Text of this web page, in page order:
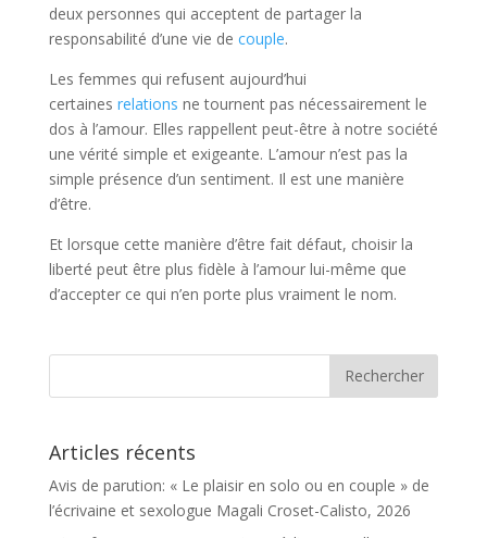
deux personnes qui acceptent de partager la
responsabilité d’une vie de couple.
Les femmes qui refusent aujourd’hui
certaines relations ne tournent pas nécessairement le
dos à l’amour. Elles rappellent peut-être à notre société
une vérité simple et exigeante. L’amour n’est pas la
simple présence d’un sentiment. Il est une manière
d’être.
Et lorsque cette manière d’être fait défaut, choisir la
liberté peut être plus fidèle à l’amour lui-même que
d’accepter ce qui n’en porte plus vraiment le nom.
Articles récents
Avis de parution: « Le plaisir en solo ou en couple » de
l’écrivaine et sexologue Magali Croset-Calisto, 2026